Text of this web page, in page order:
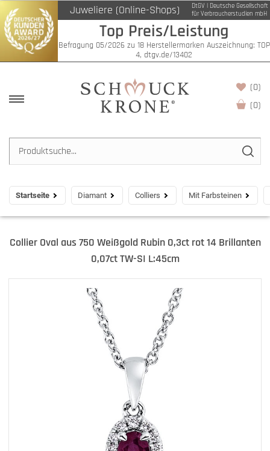
Juweliere (Online-Shops)
DtGV | Deutsche Gesellschaft
für Verbraucherstudien mbH
Top Preis/Leistung
Befragung 05/2026 zu 18 Herstellermarken Auszeichnung: TOP
4, dtgv.de/13402
(0)
(0)
Startseite Diamant Colliers Mit Farbsteinen
Collier Oval aus 750 Weißgold Rubin 0,3ct rot 14 Brillanten
0,07ct TW-SI L:45cm